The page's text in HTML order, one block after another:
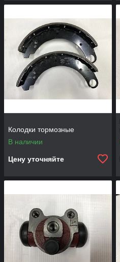
Колодки тормозные
В наличии
Цену уточняйте